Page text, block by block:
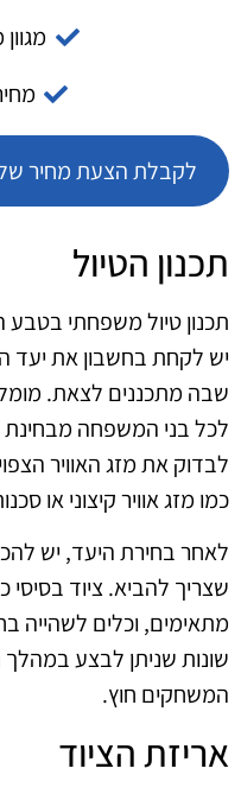
לקבלת הצעת מחיר
תכנון הטיול
תכנון טיול משפחתי בטבע
יש לקחת בחשבון את יעד
שבה מתכננים לצאת.
לכל בני המשפחה מבחינת
לבדוק את מזג האוויר
כמו מזג אוויר קיצוני או
לאחר בחירת היעד, יש
שצריך להביא. ציוד בסיסי
מתאימים, וכלים לשהייה
שונות שניתן לבצע במהלך
המשחקים חוץ.
אריזת הציוד